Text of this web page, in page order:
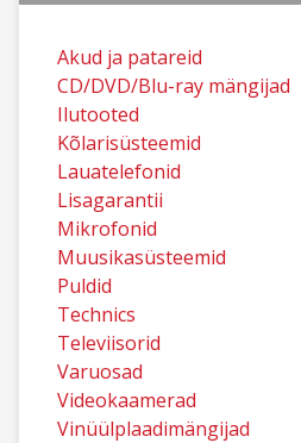
Akud ja patareid
CD/DVD/Blu-ray mängijad
Ilutooted
Kõlarisüsteemid
Lauatelefonid
Lisagarantii
Mikrofonid
Muusikasüsteemid
Puldid
Technics
Televiisorid
Varuosad
Videokaamerad
Vinüülplaadimängijad